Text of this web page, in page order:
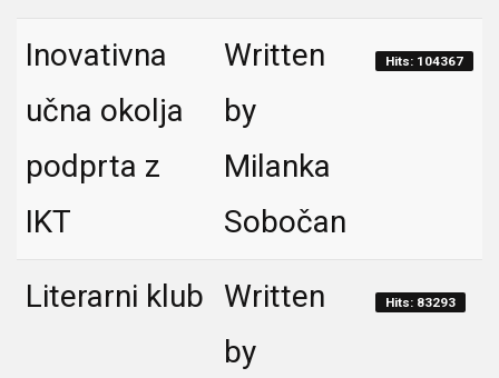
Inovativna
učna okolja
podprta z
IKT
Written
by
Milanka
Sobočan
Hits: 104367
Literarni klub
Written
by
Hits: 83293